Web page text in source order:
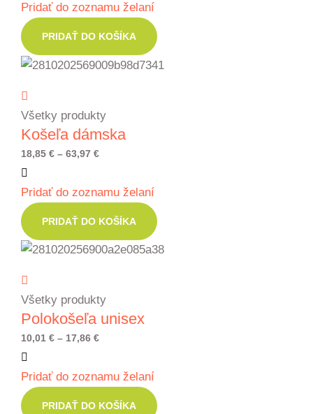
36,63 €
Pridať do zoznamu želaní
PRIDAŤ DO KOŠÍKA
Všetky produkty
Košeľa dámska
18,85 € – 63,97 €Price
18,85 €
Pridať do zoznamu želaní
PRIDAŤ DO KOŠÍKA
Všetky produkty
Polokošeľa unisex
10,01 € – 17,86 €Price
10,01 €
Pridať do zoznamu želaní
PRIDAŤ DO KOŠÍKA